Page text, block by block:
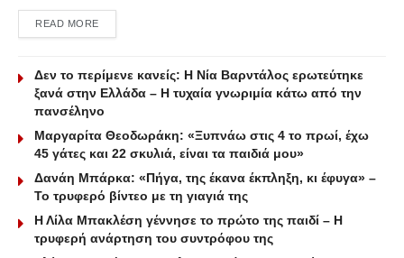
READ MOREDETAILS
Δεν το περίμενε κανείς: Η Νία Βαρντάλος ερωτεύτηκε
ξανά στην Ελλάδα – Η τυχαία γνωριμία κάτω από την
πανσέληνο
Μαργαρίτα Θεοδωράκη: «Ξυπνάω στις 4 το πρωί, έχω
45 γάτες και 22 σκυλιά, είναι τα παιδιά μου»
Δανάη Μπάρκα: «Πήγα, της έκανα έκπληξη, κι έφυγα» –
Το τρυφερό βίντεο με τη γιαγιά της
Η Λίλα Μπακλέση γέννησε το πρώτο της παιδί – Η
τρυφερή ανάρτηση του συντρόφου της